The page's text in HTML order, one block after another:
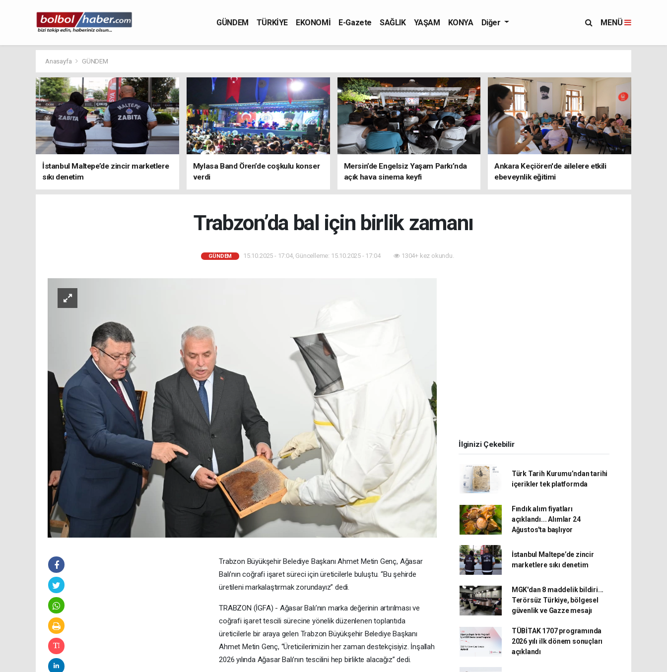
GÜNDEM TÜRKİYE EKONOMİ E-Gazete SAĞLIK YAŞAM KONYA Diğer MENÜ
Anasayfa GÜNDEM
İstanbul Maltepe’de zincir marketlere
sıkı denetim
Mylasa Band Ören’de coşkulu konser
verdi
Mersin’de Engelsiz Yaşam Parkı’nda
açık hava sinema keyfi
Ankara Keçiören'de ailelere etkili
ebeveynlik eğitimi
Trabzon’da bal için birlik zamanı
GÜNDEM 15.10.2025 - 17:04, Güncelleme: 15.10.2025 - 17:04 1304+ kez okundu.
Trabzon Büyükşehir Belediye Başkanı Ahmet Metin Genç, Ağasar
Balı’nın coğrafi işaret süreci için üreticilerle buluştu. “Bu şehirde
üretileni markalaştırmak zorundayız” dedi.
TRABZON (İGFA) - Ağasar Balı’nın marka değerinin artırılması ve
coğrafi işaret tescili sürecine yönelik düzenlenen toplantıda
üreticilerle bir araya gelen Trabzon Büyükşehir Belediye Başkanı
Ahmet Metin Genç, “Üreticilerimizin her zaman destekçisiyiz. İnşallah
2026 yılında Ağasar Balı’nın tescilini hep birlikte alacağız” dedi.
İlginizi Çekebilir
Türk Tarih Kurumu’ndan tarihi
içerikler tek platformda
Fındık alım fiyatları
açıklandı... Alımlar 24
Ağustos'ta başlıyor
İstanbul Maltepe’de zincir
marketlere sıkı denetim
MGK'dan 8 maddelik bildiri...
Terörsüz Türkiye, bölgesel
güvenlik ve Gazze mesajı
TÜBİTAK 1707 programında
2026 yılı ilk dönem sonuçları
açıklandı